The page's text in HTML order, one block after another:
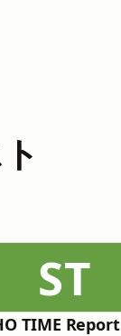
ST
TIME Report